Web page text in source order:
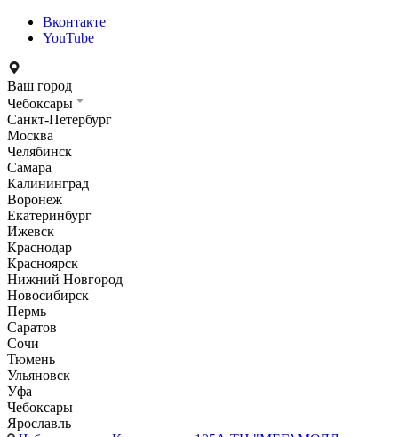
Вконтакте
YouTube
Ваш город
Чебоксары
Санкт-Петербург
Москва
Челябинск
Самара
Калининград
Воронеж
Екатеринбург
Ижевск
Краснодар
Красноярск
Нижний Новгород
Новосибирск
Пермь
Саратов
Сочи
Тюмень
Ульяновск
Уфа
Чебоксары
Ярославль